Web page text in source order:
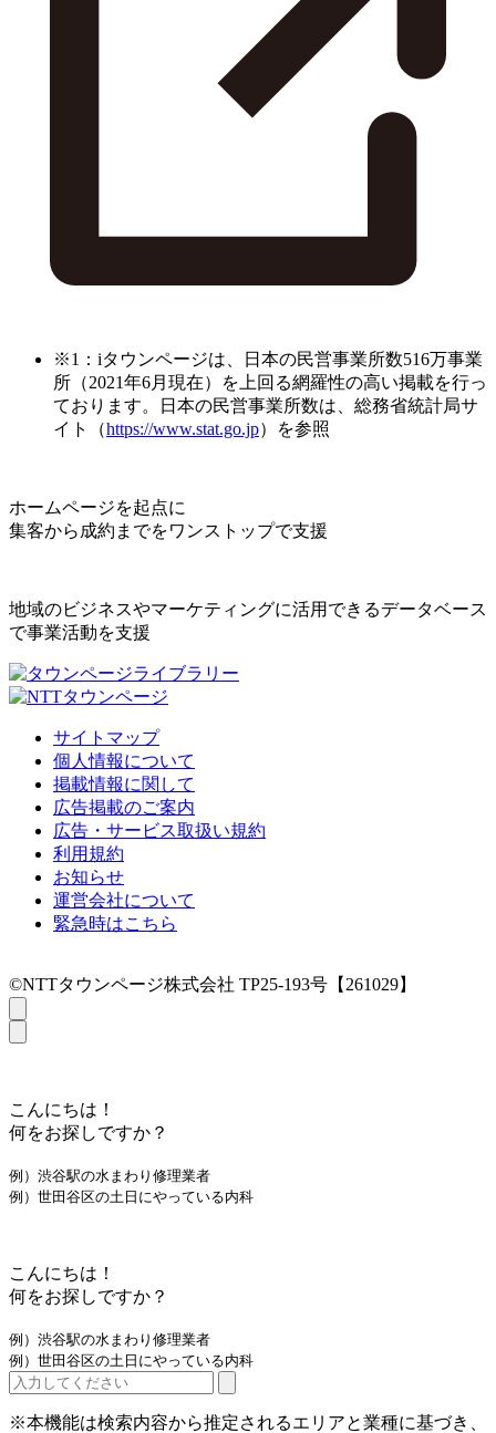
※1：iタウンページは、日本の民営事業所数516万事業
所（2021年6月現在）を上回る網羅性の高い掲載を行っ
ております。日本の民営事業所数は、総務省統計局サ
イト（https://www.stat.go.jp）を参照
ホームページを起点に
集客から成約までをワンストップで支援
地域のビジネスやマーケティングに活用できるデータベース
で事業活動を支援
サイトマップ
個人情報について
掲載情報に関して
広告掲載のご案内
広告・サービス取扱い規約
利用規約
お知らせ
運営会社について
緊急時はこちら
©NTTタウンページ株式会社 TP25-193号【261029】
こんにちは！
何をお探しですか？
例）渋谷駅の水まわり修理業者
例）世田谷区の土日にやっている内科
こんにちは！
何をお探しですか？
例）渋谷駅の水まわり修理業者
例）世田谷区の土日にやっている内科
※本機能は検索内容から推定されるエリアと業種に基づき、